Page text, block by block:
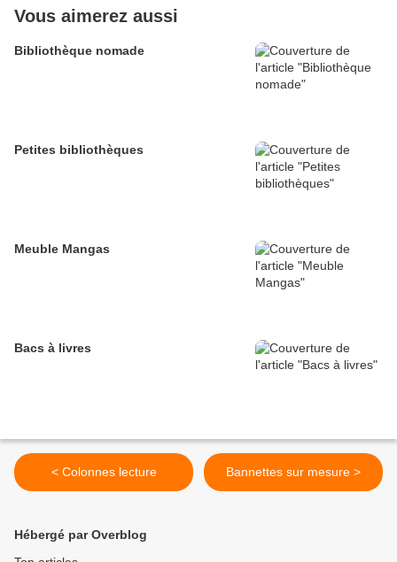
Vous aimerez aussi
Bibliothèque nomade
Petites bibliothèques
Meuble Mangas
Bacs à livres
< Colonnes lecture Bannettes sur mesure >
Hébergé par Overblog